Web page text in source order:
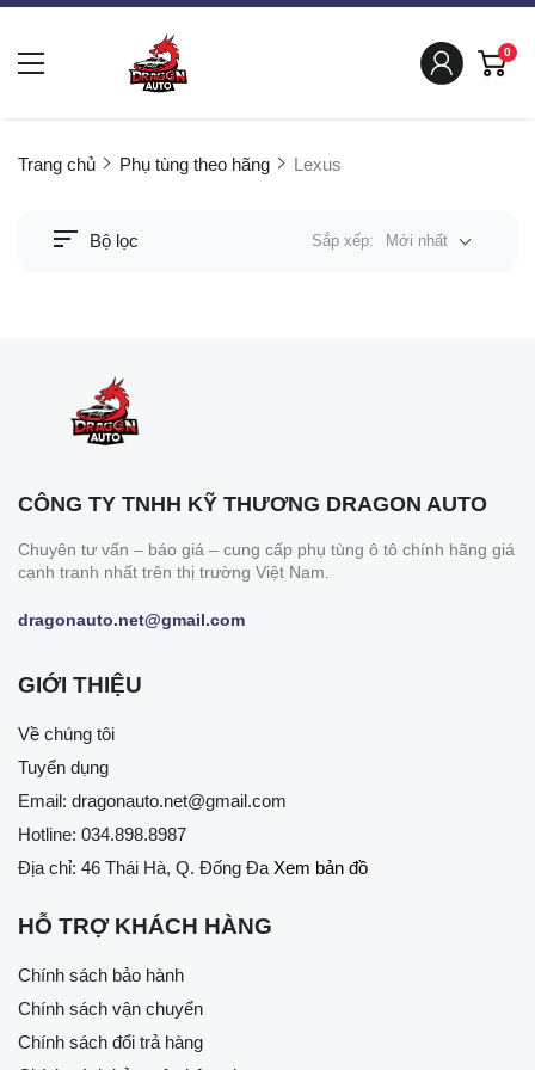
0
Trang chủ Phụ tùng theo hãng Lexus
Bộ lọc Sắp xếp: Mới nhất
CÔNG TY TNHH KỸ THƯƠNG DRAGON AUTO
Chuyên tư vấn – báo giá – cung cấp phụ tùng ô tô chính hãng giá
cạnh tranh nhất trên thị trường Việt Nam.
dragonauto.net@gmail.com
GIỚI THIỆU
Về chúng tôi
Tuyển dụng
Email: dragonauto.net@gmail.com
Hotline: 034.898.8987
Địa chỉ: 46 Thái Hà, Q. Đống Đa Xem bản đồ
HỖ TRỢ KHÁCH HÀNG
Chính sách bảo hành
Chính sách vận chuyển
Chính sách đổi trả hàng